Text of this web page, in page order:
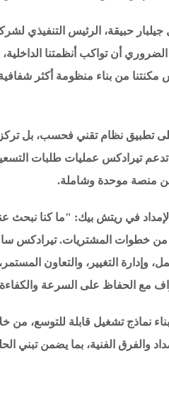
جيلبار حبيقة، الرئيس التنفيذي
أن تواكب أنظمتنا الداخلية،
مكنتنا من بناء منظومة أكثر
على تطبيق نظام تقني فحسب، بل
تيرادكس عمليات طلبات
منصة موحدة وشاملة.
في ريتش بيك: "ما كنا نبحث
خطوات المشتريات. تيرادكس
وإدارة التغيير، والتعاون
مع الحفاظ على السرعة
نماذج تشغيل قابلة للتوسع، من
والفرق الفنية، بما يضمن تبني